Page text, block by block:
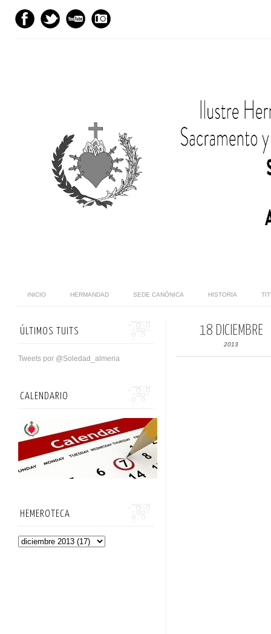
INICIO HERMANDAD SEDE CANÓNICA HISTORIA
18 DICIEMBRE
2013
ÚLTIMOS TUITS
Tweets por @Soledad_almeria
CALENDARIO
HEMEROTECA